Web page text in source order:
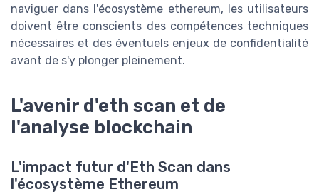
naviguer dans l'écosystème ethereum, les utilisateurs
doivent être conscients des compétences techniques
nécessaires et des éventuels enjeux de confidentialité
avant de s'y plonger pleinement.
L'avenir d'eth scan et de
l'analyse blockchain
L'impact futur d'Eth Scan dans
l'écosystème Ethereum